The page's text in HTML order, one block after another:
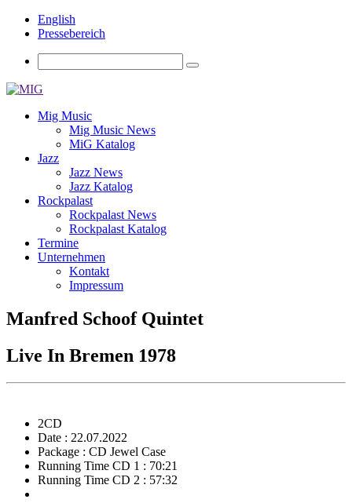
English
Pressebereich
Mig Music
Mig Music News
MiG Katalog
Jazz
Jazz News
Jazz Katalog
Rockpalast
Rockpalast News
Rockpalast Katalog
Termine
Unternehmen
Kontakt
Impressum
Manfred Schoof Quintet
Live In Bremen 1978
2CD
Date : 22.07.2022
Package : CD Jewel Case
Running Time CD 1 : 70:21
Running Time CD 2 : 57:32